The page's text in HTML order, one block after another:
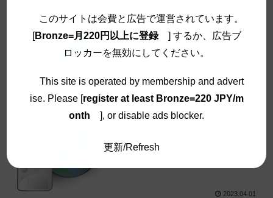
develop/DNS
DNSのSPFレコード設定による
Gmailの迷惑メール誤認対策
2023.04.10
独自ドメインのDNS設定
2023.04.01
このサイトは会費と広告で運営されています。
[Bronze=月220円以上に登録
] するか、広告ブ
ロッカーを無効にしてください。
This site is operated by membership and advert
ise. Please [register at least Bronze=220 JPY/m
onth
], or disable ads blocker.
更新/Refresh